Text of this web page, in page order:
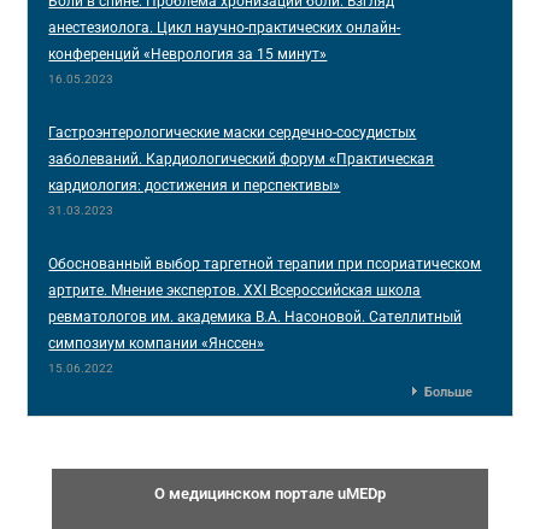
анестезиолога. Цикл научно-практических онлайн-
конференций «Неврология за 15 минут»
16.05.2023
Гастроэнтерологические маски сердечно-сосудистых
заболеваний. Кардиологический форум «Практическая
кардиология: достижения и перспективы»
31.03.2023
Обоснованный выбор таргетной терапии при псориатическом
артрите. Мнение экспертов. XXI Всероссийская школа
ревматологов им. академика В.А. Насоновой. Сателлитный
симпозиум компании «Янссен»
15.06.2022
Больше
О медицинском портале uMEDp